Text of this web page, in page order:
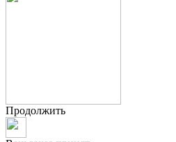
Продолжить